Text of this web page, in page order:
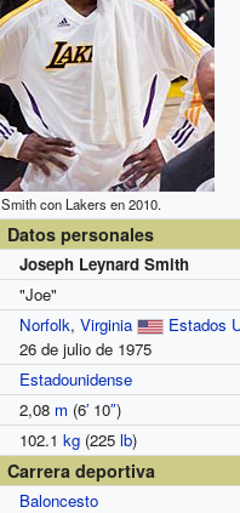
Smith con Lakers en 2010.
Datos personales
Joseph Leynard Smith
"Joe"
Norfolk, Virginia
Estados
26 de julio de 1975
Estadounidense
2,08 m (6′10″)
102.1 kg(225 lb)
Carrera deportiva
Baloncesto